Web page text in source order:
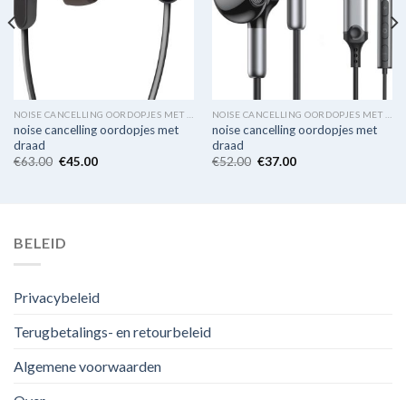
noise cancelling oordopjes met
draad
€63.00 €45.00
noise cancelling oordopjes met
draad
€52.00 €37.00
BELEID
Privacybeleid
Terugbetalings- en retourbeleid
Algemene voorwaarden